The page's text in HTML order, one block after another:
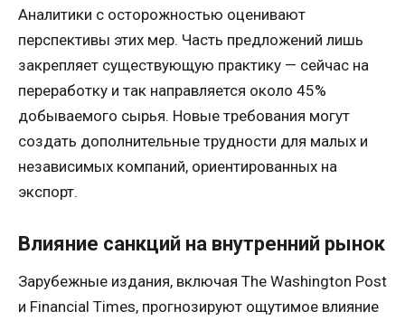
Аналитики с осторожностью оценивают
перспективы этих мер. Часть предложений лишь
закрепляет существующую практику — сейчас на
переработку и так направляется около 45%
добываемого сырья. Новые требования могут
создать дополнительные трудности для малых и
независимых компаний, ориентированных на
экспорт.
Влияние санкций на внутренний рынок
Зарубежные издания, включая The Washington Post
и Financial Times, прогнозируют ощутимое влияние